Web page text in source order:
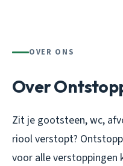
OVER ONS
Over
Zit je gootsteen, wc,
riool verstopt?
voor alle verstoppingen